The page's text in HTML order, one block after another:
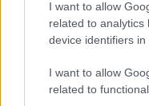
I want to allow
related to analytics
device identifiers in
I want to allow
related to